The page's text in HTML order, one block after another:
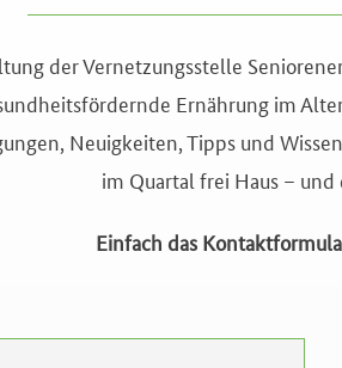
der Vernetzungsstelle
Ernährung im
Neuigkeiten, Tipps und
im Quartal frei Haus – und
Einfach das